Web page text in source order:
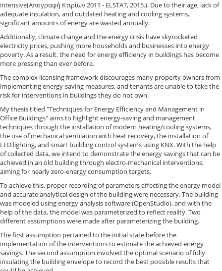
intensive(Απογραφή Κτιρίων 2011 - ELSTAT, 2015.). Due to their age, lack of
adequate insulation, and outdated heating and cooling systems,
significant amounts of energy are wasted annually.
Additionally, climate change and the energy crisis have skyrocketed
electricity prices, pushing more households and businesses into energy
poverty. As a result, the need for energy efficiency in buildings has become
more pressing than ever before.
The complex licensing framework discourages many property owners from
implementing energy-saving measures, and tenants are unable to take the
risk for interventions in buildings they do not own.
My thesis titled "Techniques for Energy Efficiency and Management in
Office Buildings" aims to highlight energy-saving and management
techniques through the installation of modern heating/cooling systems,
the use of mechanical ventilation with heat recovery, the installation of
LED lighting, and smart building control systems using KNX. With the help
of collected data, we intend to demonstrate the energy savings that can be
achieved in an old building through electro-mechanical interventions,
aiming for nearly zero-energy consumption targets.
To achieve this, proper recording of parameters affecting the energy model
and accurate analytical design of the building were necessary. The building
was modeled using energy analysis software (OpenStudio), and with the
help of the data, the model was parameterized to reflect reality. Two
different assumptions were made after parameterizing the building.
The first assumption pertained to the initial state before the
implementation of the interventions to estimate the achieved energy
savings. The second assumption involved the optimal scenario of fully
insulating the building envelope to record the best possible results that